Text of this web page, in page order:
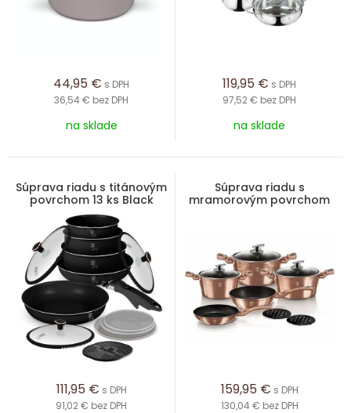
44,95 € s DPH
36,54 € bez DPH
na sklade
119,95 € s DPH
97,52 € bez DPH
na sklade
Súprava riadu s titánovým
povrchom 13 ks Black
Rose Collection
111,95 € s DPH
91,02 € bez DPH
Súprava riadu s
mramorovým povrchom
159,95 € s DPH
130,04 € bez DPH